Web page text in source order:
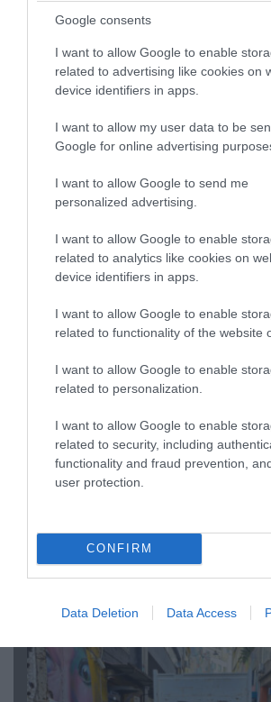
Google consents
I want to allow Google to enable
related to advertising like cookies on
device identifiers in apps.
I want to allow my user data to be
Google for online advertising
I want to allow Google to send me
personalized advertising.
I want to allow Google to enable
related to analytics like cookies on
device identifiers in apps.
I want to allow Google to enable
related to functionality of the website
I want to allow Google to enable
related to personalization.
I want to allow Google to enable
related to security, including
functionality and fraud prevention,
user protection.
CONFIRM
Data Deletion Data Access
08.08.2026 | 09:02
«Η απόλυτη τραγωδία»: Η
του Αρκά για τα τατουάζ (φωτο)
07.08.2026 | 20:02
Ο Γιάννης Αλαφούζος «τέλειωσε»
Κωνσταντίνο Ζούλα από τον
απομάκρυνσής του